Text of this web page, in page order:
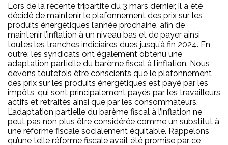
Lors de la récente tripartite du 3 mars dernier, il a été
décidé de maintenir le plafonnement des prix sur les
produits énergétiques l’année prochaine, afin de
maintenir l’inflation à un niveau bas et de payer ainsi
toutes les tranches indiciaires dues jusqu’à fin 2024. En
outre, les syndicats ont également obtenu une
adaptation partielle du barème fiscal à l’inflation. Nous
devons toutefois être conscients que le plafonnement
des prix sur les produits énergétiques est payé par les
impôts, qui sont principalement payés par les travailleurs
actifs et retraités ainsi que par les consommateurs.
L’adaptation partielle du barème fiscal à l’inflation ne
peut pas non plus être considérée comme un substitut à
une réforme fiscale socialement équitable. Rappelons
qu’une telle réforme fiscale avait été promise par ce